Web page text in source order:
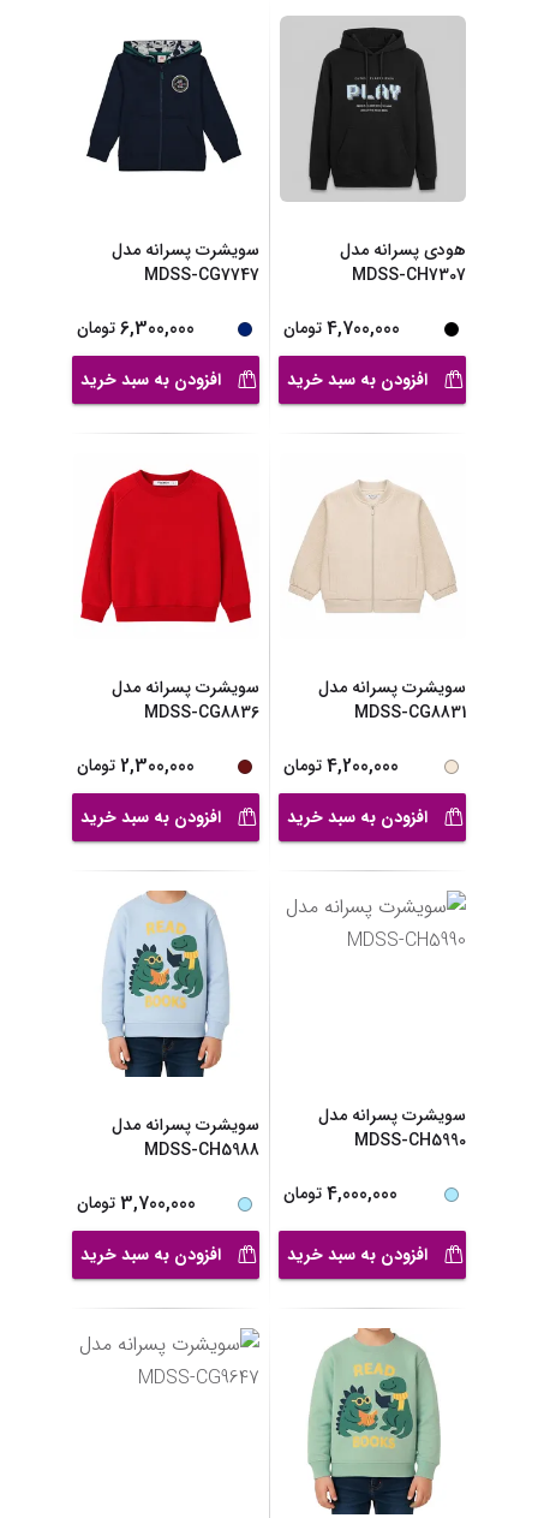
هودی پسرانه مدل
MDSS-CH7307
4,700,000تومان
افزودن به سبد خرید
سویشرت پسرانه مدل
MDSS-CG7747
6,300,000تومان
افزودن به سبد خرید
سویشرت پسرانه مدل
MDSS-CG8831
4,200,000تومان
افزودن به سبد خرید
سویشرت پسرانه مدل
MDSS-CG8836
2,300,000تومان
افزودن به سبد خرید
سویشرت پسرانه مدل
MDSS-CH5990
4,000,000تومان
افزودن به سبد خرید
سویشرت پسرانه مدل
MDSS-CH5988
3,700,000تومان
افزودن به سبد خرید